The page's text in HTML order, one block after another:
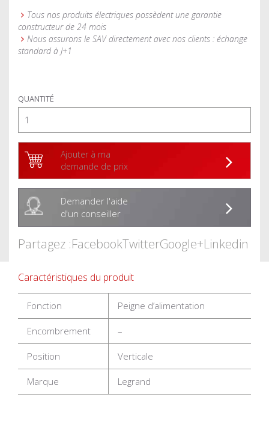
Tous nos produits électriques possèdent une garantie
constructeur de 24 mois
Nous assurons le SAV directement avec nos clients : échange
standard à J+1
QUANTITÉ
Ajouter à ma
demande de prix
Demander l'aide
d'un conseiller
Partagez :FacebookTwitterGoogle+Linkedin
Caractéristiques du produit
Fonction Peigne d’alimentation
Encombrement –
Position Verticale
Marque Legrand